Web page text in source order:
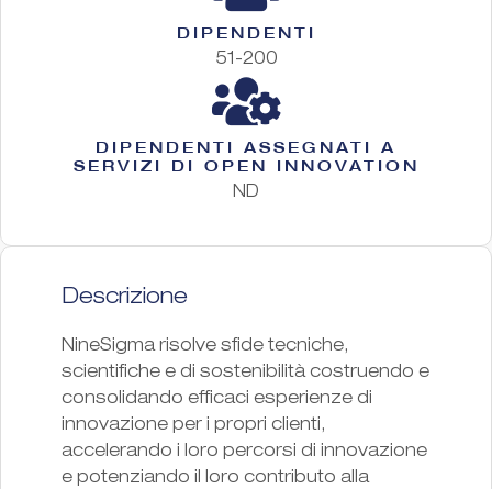
DIPENDENTI
51-200
DIPENDENTI ASSEGNATI A
SERVIZI DI OPEN INNOVATION
ND
Descrizione
NineSigma risolve sfide tecniche,
scientifiche e di sostenibilità costruendo e
consolidando efficaci esperienze di
innovazione per i propri clienti,
accelerando i loro percorsi di innovazione
e potenziando il loro contributo alla